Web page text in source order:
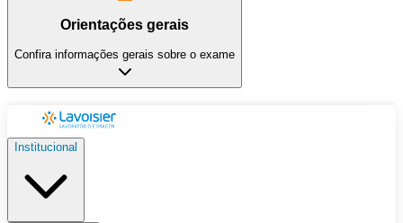
Orientações gerais
Confira informações gerais sobre o exame
Institucional